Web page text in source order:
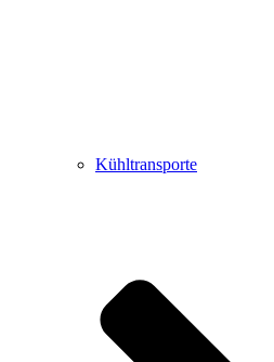
Kühltransporte